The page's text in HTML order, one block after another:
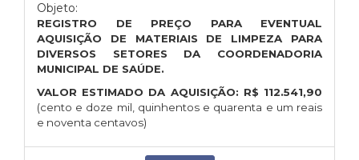
Objeto:
REGISTRO DE PREÇO PARA EVENTUAL
AQUISIÇÃO DE MATERIAIS DE LIMPEZA PARA
DIVERSOS SETORES DA COORDENADORIA
MUNICIPAL DE SAÚDE.
VALOR ESTIMADO DA AQUISIÇÃO: R$ 112.541,90
(cento e doze mil, quinhentos e quarenta e um reais
e noventa centavos)